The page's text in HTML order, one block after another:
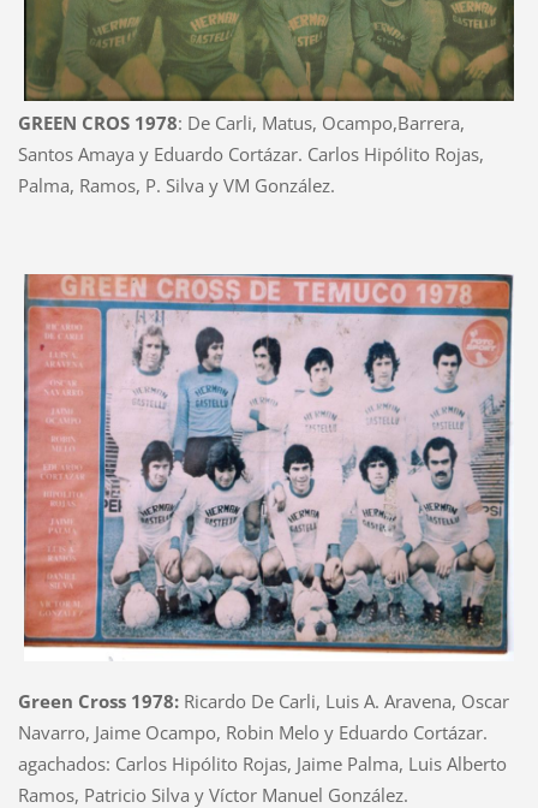
GREEN CROS 1978: De Carli, Matus, Ocampo,Barrera,
Santos Amaya y Eduardo Cortázar. Carlos Hipólito Rojas,
Palma, Ramos, P. Silva y VM González.
Green Cross 1978: Ricardo De Carli, Luis A. Aravena, Oscar
Navarro, Jaime Ocampo, Robin Melo y Eduardo Cortázar.
agachados: Carlos Hipólito Rojas, Jaime Palma, Luis Alberto
Ramos, Patricio Silva y Víctor Manuel González.